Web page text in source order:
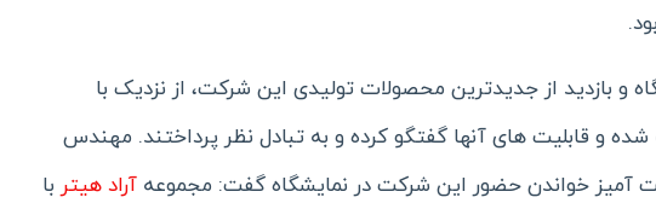
بازدید از جدیدترین محصولات تولیدی این شرکت، از نزدیک با
و قابلیت های آنها گفتگو کرده و به تبادل نظر پرداختند. مهندس
خواندن حضور این شرکت در نمایشگاه گفت: مجموعه آراد هیتر با